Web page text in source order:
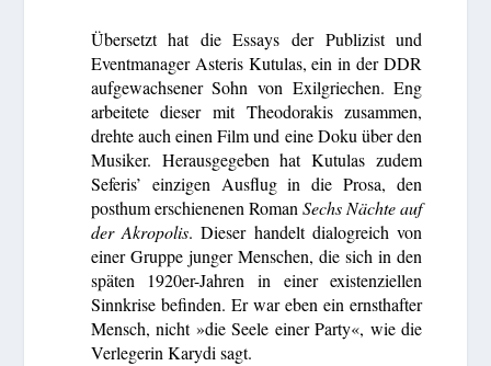
Übersetzt hat die Essays der Publizist und
Eventmanager Asteris Kutulas, ein in der DDR
aufgewachsener Sohn von Exilgriechen. Eng
arbeitete dieser mit Theodorakis zusammen,
drehte auch einen Film und eine Doku über den
Musiker. Herausgegeben hat Kutulas zudem
Seferis’ einzigen Ausflug in die Prosa, den
posthum erschienenen RomanSechs Nächte auf
der Akropolis. Dieser handelt dialogreich von
einer Gruppe junger Menschen, die sich in den
späten 1920er-Jahren in einer existenziellen
Sinnkrise befinden. Er war eben ein ernsthafter
Mensch, nicht »die Seele einer Party«, wie die
Verlegerin Karydi sagt.